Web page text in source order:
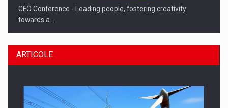
CEO Conference - Leading people, fostering creativity
towards a…
ARTICOLE